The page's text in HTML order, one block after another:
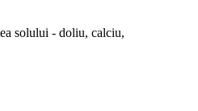
solului - doliu, calciu,